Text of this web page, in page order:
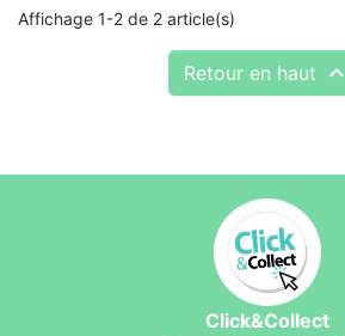
Affichage 1-2 de 2 article(s)
Retour en haut 
Click&Collect